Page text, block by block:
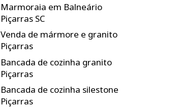
Marmoraia em Balneário
Piçarras SC
Venda de mármore e granito
Piçarras
Bancada de cozinha granito
Piçarras
Bancada de cozinha silestone
Piçarras